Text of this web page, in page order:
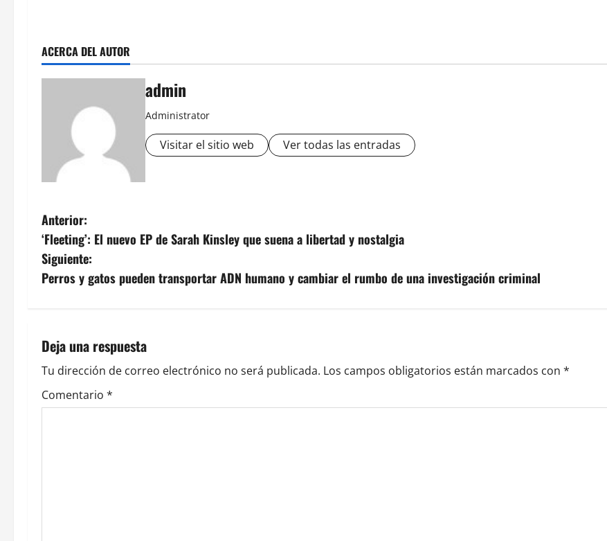
ACERCA DEL AUTOR
admin
Administrator
Visitar el sitio web Ver todas las entradas
N
a
v
g
a
c
Anterior:
‘Fleeting’: El nuevo EP de Sarah Kinsley que suena a libertad y nostalgia
Siguiente:
Perros y gatos pueden transportar ADN humano y cambiar el rumbo de una investigación criminal
Deja una respuesta
Tu dirección de correo electrónico no será publicada. Los campos obligatorios están marcados con *
Comentario *